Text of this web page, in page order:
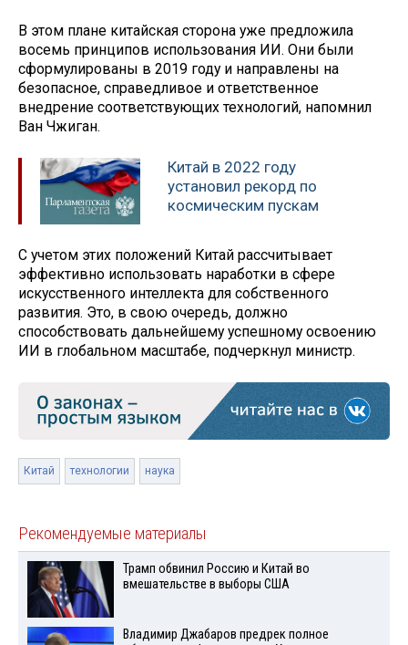
В этом плане китайская сторона уже предложила
восемь принципов использования ИИ. Они были
сформулированы в 2019 году и направлены на
безопасное, справедливое и ответственное
внедрение соответствующих технологий, напомнил
Ван Чжиган.
Китай в 2022 году
установил рекорд по
космическим пускам
С учетом этих положений Китай рассчитывает
эффективно использовать наработки в сфере
искусственного интеллекта для собственного
развития. Это, в свою очередь, должно
способствовать дальнейшему успешному освоению
ИИ в глобальном масштабе, подчеркнул министр.
Китай технологии наука
Рекомендуемые материалы
Трамп обвинил Россию и Китай во
вмешательстве в выборы США
Владимир Джабаров предрек полное